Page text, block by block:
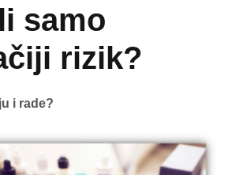
samo
rizik?
i rade?